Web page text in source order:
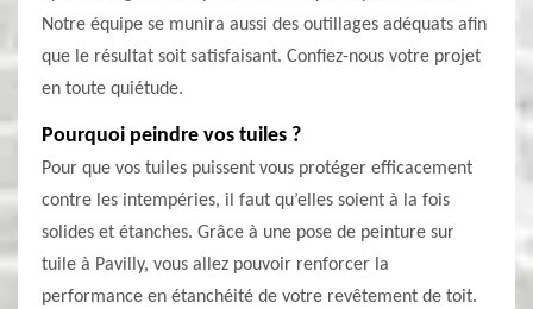
Notre équipe se munira aussi des outillages adéquats afin
que le résultat soit satisfaisant. Confiez-nous votre projet
en toute quiétude.
Pourquoi peindre vos tuiles ?
Pour que vos tuiles puissent vous protéger efficacement
contre les intempéries, il faut qu’elles soient à la fois
solides et étanches. Grâce à une pose de peinture sur
tuile à Pavilly, vous allez pouvoir renforcer la
performance en étanchéité de votre revêtement de toit.